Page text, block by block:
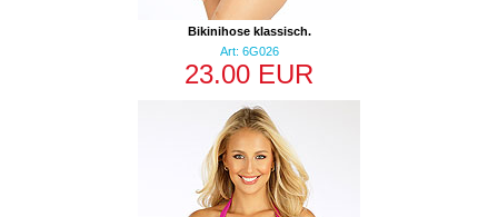
Bikinihose klassisch.
Art: 6G026
23.00 EUR